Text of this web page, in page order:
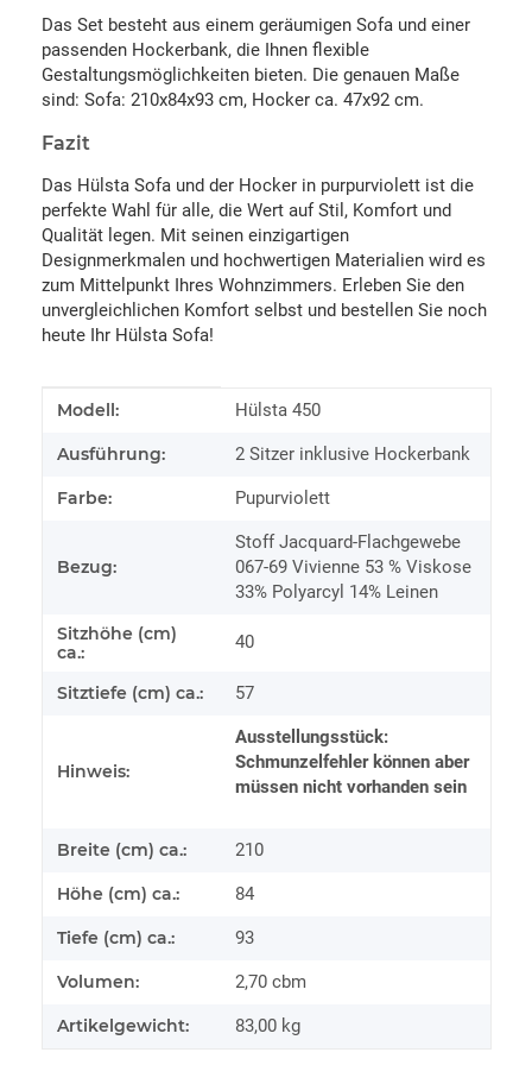
Das Set besteht aus einem geräumigen Sofa und einer
passenden Hockerbank, die Ihnen flexible
Gestaltungsmöglichkeiten bieten. Die genauen Maße
sind: Sofa: 210x84x93 cm, Hocker ca. 47x92 cm.
Fazit
Das Hülsta Sofa und der Hocker in purpurviolett ist die
perfekte Wahl für alle, die Wert auf Stil, Komfort und
Qualität legen. Mit seinen einzigartigen
Designmerkmalen und hochwertigen Materialien wird es
zum Mittelpunkt Ihres Wohnzimmers. Erleben Sie den
unvergleichlichen Komfort selbst und bestellen Sie noch
heute Ihr Hülsta Sofa!
Produkteigenschaft
Wert
Modell: Hülsta 450
Ausführung: 2 Sitzer inklusive Hockerbank
Farbe: Pupurviolett
Bezug:
Stoff Jacquard-Flachgewebe
067-69 Vivienne 53 % Viskose
33% Polyarcyl 14% Leinen
Sitzhöhe (cm)
ca.:
40
Sitztiefe (cm) ca.: 57
Hinweis:
Ausstellungsstück:
Schmunzelfehler können aber
müssen nicht vorhanden sein
Breite (cm) ca.: 210
Höhe (cm) ca.: 84
Tiefe (cm) ca.: 93
Volumen: 2,70 cbm
Artikelgewicht: 83,00 kg